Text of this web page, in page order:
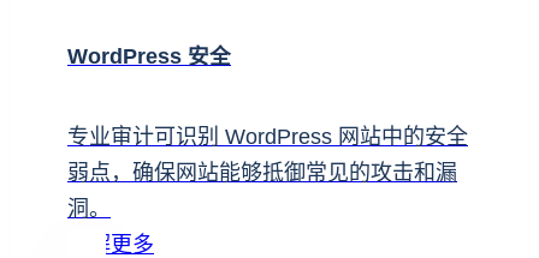
WordPress 安全
专业审计可识别 WordPress 网站中的安全
弱点，确保网站能够抵御常见的攻击和漏
洞。
了解更多